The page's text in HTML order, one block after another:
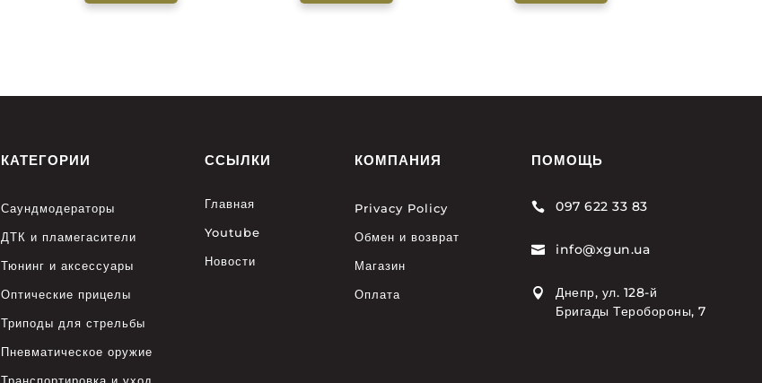
КАТЕГОРИИ
Саундмодераторы
ДТК и пламегасители
Тюнинг и аксессуары
Оптические прицелы
Триподы для стрельбы
Пневматическое оружие
ССЫЛКИ
Главная
Youtube
Новости
КОМПАНИЯ
Privacy Policy
Обмен и возврат
Магазин
Оплата
ПОМОЩЬ
 097 622 33 83
 info@xgun.ua

Днепр, ул. 128-й
Бригады Теробороны, 7